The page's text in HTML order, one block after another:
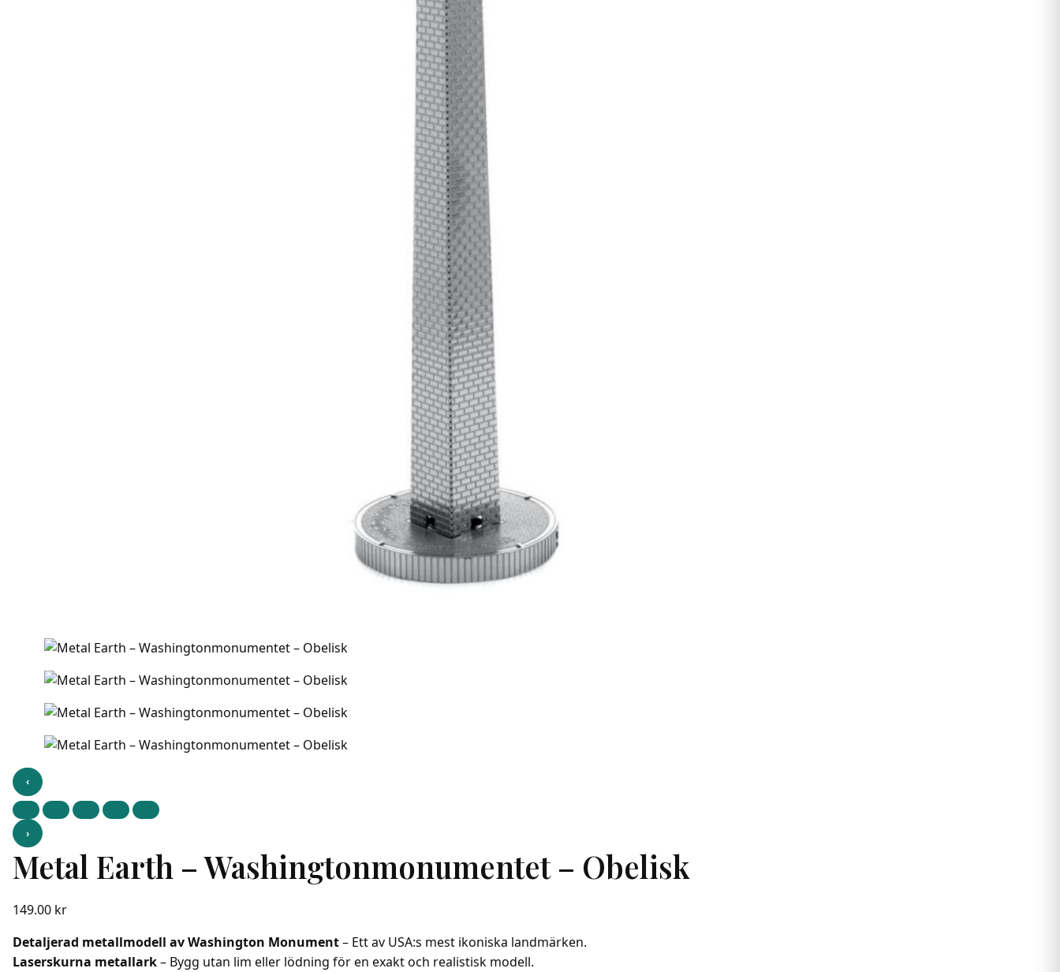
‹
›
Metal Earth – Washingtonmonumentet – Obelisk
149.00 kr
Detaljerad metallmodell av Washington Monument– Ett av USA:s mest ikoniska landmärken.
Laserskurna metallark– Bygg utan lim eller lödning för en exakt och realistisk modell.